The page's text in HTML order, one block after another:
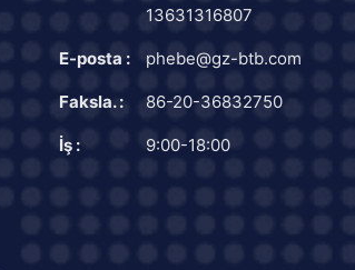
13631316807
E-posta : phebe@gz-btb.com
Faksla. : 86-20-36832750
İş : 9:00-18:00